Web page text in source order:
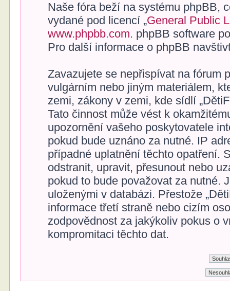
Naše fóra beží na systému phpBB,
vydané pod licencí „General Public
www.phpbb.com. phpBB software
Pro další informace o phpBB
Zavazujete se nepřispívat na fórum
vulgárním nebo jiným materiálem,
zemi, zákony v zemi, kde sídlí
Tato činnost může vést k
upozornění vašeho poskytovatele
pokud bude uznáno za nutné. IP
případné uplatnění těchto opatření.
odstranit, upravit, přesunout nebo
pokud to bude považovat za nutné.
uloženými v databázi. Přestože
informace třetí straně nebo cizím
zodpovědnost za jakýkoliv pokus o
kompromitaci těchto dat.